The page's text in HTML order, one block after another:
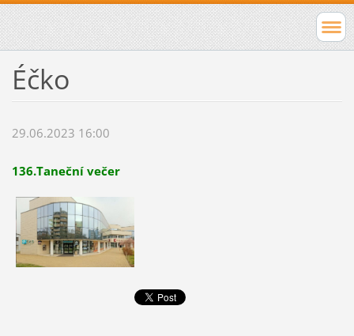
Éčko
29.06.2023 16:00
136.Taneční večer